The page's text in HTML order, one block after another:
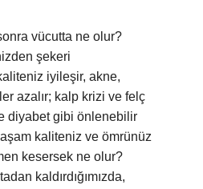
vücutta ne olur?
şekeri
iyileşir, akne,
azalır; kalp krizi ve felç
diyabet gibi önlenebilir
kaliteniz ve ömrünüz
kesersek ne olur?
kaldırdığımızda,